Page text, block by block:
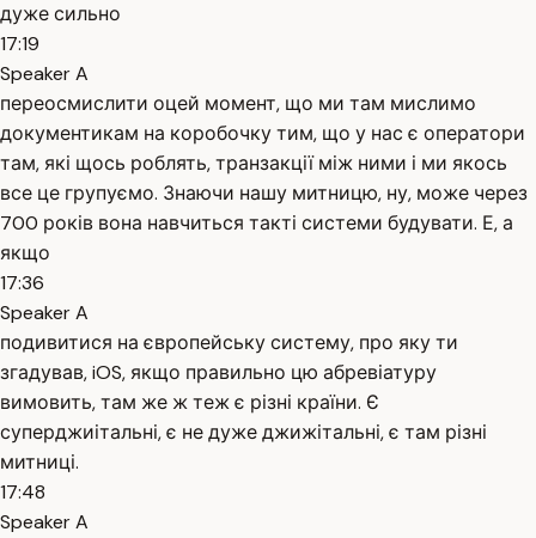
дуже сильно
17:19
Speaker A
переосмислити оцей момент, що ми там мислимо
документикам на коробочку тим, що у нас є оператори
там, які щось роблять, транзакції між ними і ми якось
все це групуємо. Знаючи нашу митницю, ну, може через
700 років вона навчиться такті системи будувати. Е, а
якщо
17:36
Speaker A
подивитися на європейську систему, про яку ти
згадував, iOS, якщо правильно цю абревіатуру
вимовить, там же ж теж є різні країни. Є
суперджиітальні, є не дуже джижітальні, є там різні
митниці.
17:48
Speaker A